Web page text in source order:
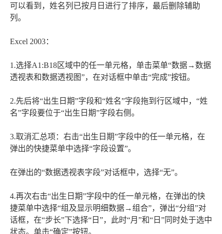
可以看到，姓名列已按月日进行了排序，最后删除辅助
列。
Excel 2003：
1.选择A1:B18区域中的任一单元格，单击菜单“数据→数据
透视表和数据透视图”，在对话框中单击“完成”按钮。
2.先后将“出生日期”字段和“姓名”字段拖到行区域中，“姓
名”字段要位于“出生日期”字段右侧。
3.取消汇总项：右击“出生日期”字段中的任一单元格，在
弹出的快捷菜单中选择“字段设置”。
在弹出的“数据透视表字段”对话框中，选择“无”。
4.再次右击“出生日期”字段中的任一单元格，在弹出的快
捷菜单中选择“组及显示明细数据→组合”，弹出“分组”对
话框，在“步长”下选择“日”，此时“月”和“日”同时处于选中
状态。单击“确定”按钮。